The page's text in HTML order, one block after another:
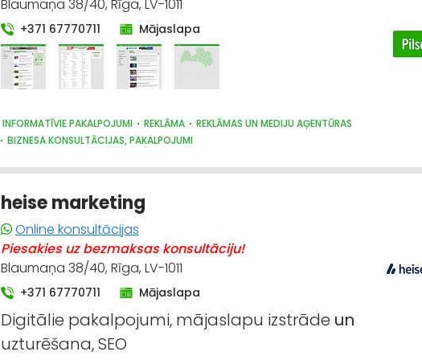
Blaumaņa 38/40, Rīga, LV-1011
+371 67770711 Mājaslapa
INFORMATĪVIE PAKALPOJUMI REKLĀMA
REKLĀMAS UN MEDIJU AĢENTŪRAS
BIZNESA KONSULTĀCIJAS, PAKALPOJUMI
heise marketing
Online konsultācijas
Piesakies uz bezmaksas konsultāciju!
Blaumaņa 38/40, Rīga, LV-1011
+371 67770711 Mājaslapa
Digitālie pakalpojumi, mājaslapu izstrāde un
uzturēšana, SEO